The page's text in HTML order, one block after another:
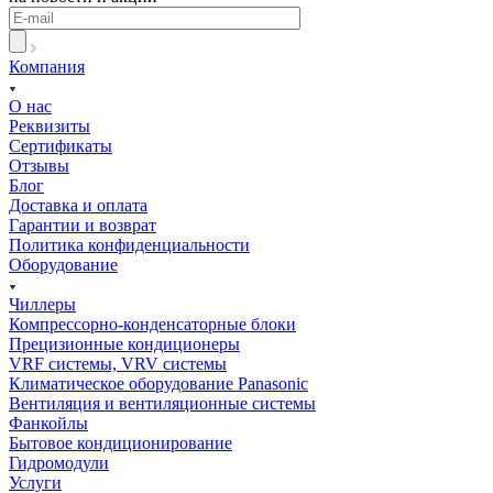
Компания
О нас
Реквизиты
Сертификаты
Отзывы
Блог
Доставка и оплата
Гарантии и возврат
Политика конфиденциальности
Оборудование
Чиллеры
Компрессорно-конденсаторные блоки
Прецизионные кондиционеры
VRF системы, VRV системы
Климатическое оборудование Panasonic
Вентиляция и вентиляционные системы
Фанкойлы
Бытовое кондиционирование
Гидромодули
Услуги